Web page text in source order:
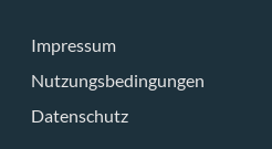
Impressum
Nutzungsbedingungen
Datenschutz